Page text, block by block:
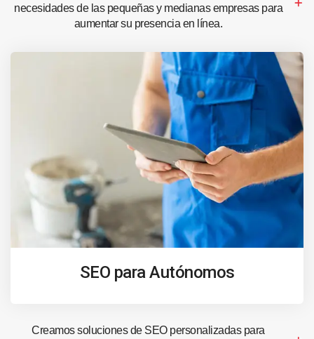
necesidades de las pequeñas y medianas empresas para
aumentar su presencia en línea.
SEO para Autónomos
Creamos soluciones de SEO personalizadas para